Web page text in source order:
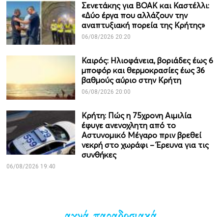
Σενετάκης για ΒΟΑΚ και Καστέλλι:
«Δύο έργα που αλλάζουν την
αναπτυξιακή πορεία της Κρήτης»
06/08/2026 20:20
Καιρός: Ηλιοφάνεια, βοριάδες έως 6
μποφόρ και θερμοκρασίες έως 36
βαθμούς αύριο στην Κρήτη
06/08/2026 20:00
Κρήτη: Πώς η 75χρονη Αιμιλία
έφυγε ανενοχλητη από το
Αστυνομικό Μέγαρο πριν βρεθεί
νεκρή στο χωράφι – Έρευνα για τις
συνθήκες
06/08/2026 19:40